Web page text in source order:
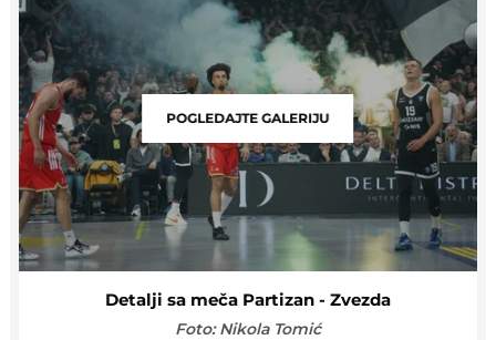
POGLEDAJTE GALERIJU
Detalji sa meča Partizan - Zvezda
Foto: Nikola Tomić